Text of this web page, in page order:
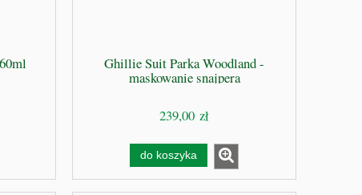
Ghillie Suit Parka Woodland -
maskowanie snajpera
239,00 zł
do koszyka